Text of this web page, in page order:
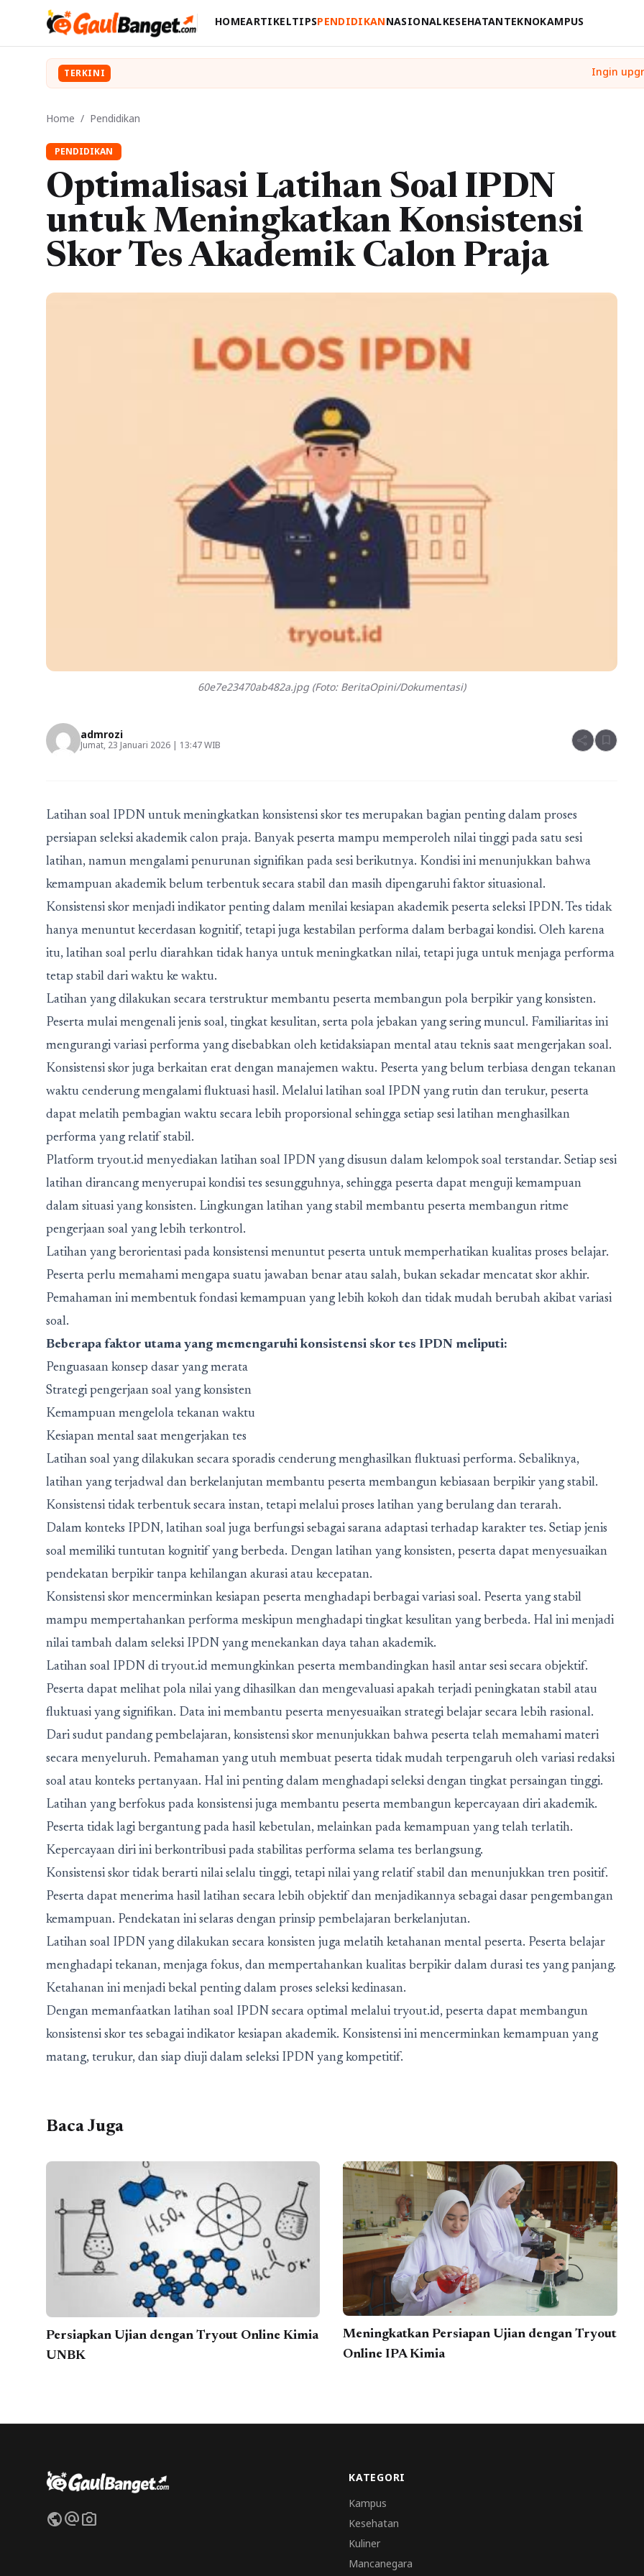
HOMEARTIKELTIPSPENDIDIKANNASIONALKESEHATANTEKNOKAMPUS
TERKINI
Home / Pendidikan
PENDIDIKAN
Optimalisasi Latihan Soal IPDN
untuk Meningkatkan Konsistensi
Skor Tes Akademik Calon Praja
60e7e23470ab482a.jpg (Foto: BeritaOpini/Dokumentasi)
admrozi
Jumat, 23 Januari 2026 | 13:47 WIB share bookmark
Latihan soal IPDN untuk meningkatkan konsistensi skor tes merupakan bagian penting dalam proses
persiapan seleksi akademik calon praja. Banyak peserta mampu memperoleh nilai tinggi pada satu sesi
latihan, namun mengalami penurunan signifikan pada sesi berikutnya. Kondisi ini menunjukkan bahwa
kemampuan akademik belum terbentuk secara stabil dan masih dipengaruhi faktor situasional.
Konsistensi skor menjadi indikator penting dalam menilai kesiapan akademik peserta seleksi IPDN. Tes tidak
hanya menuntut kecerdasan kognitif, tetapi juga kestabilan performa dalam berbagai kondisi. Oleh karena
itu, latihan soal perlu diarahkan tidak hanya untuk meningkatkan nilai, tetapi juga untuk menjaga performa
tetap stabil dari waktu ke waktu.
Latihan yang dilakukan secara terstruktur membantu peserta membangun pola berpikir yang konsisten.
Peserta mulai mengenali jenis soal, tingkat kesulitan, serta pola jebakan yang sering muncul. Familiaritas ini
mengurangi variasi performa yang disebabkan oleh ketidaksiapan mental atau teknis saat mengerjakan soal.
Konsistensi skor juga berkaitan erat dengan manajemen waktu. Peserta yang belum terbiasa dengan tekanan
waktu cenderung mengalami fluktuasi hasil. Melalui latihan soal IPDN yang rutin dan terukur, peserta
dapat melatih pembagian waktu secara lebih proporsional sehingga setiap sesi latihan menghasilkan
performa yang relatif stabil.
Platform tryout.id menyediakan latihan soal IPDN yang disusun dalam kelompok soal terstandar. Setiap sesi
latihan dirancang menyerupai kondisi tes sesungguhnya, sehingga peserta dapat menguji kemampuan
dalam situasi yang konsisten. Lingkungan latihan yang stabil membantu peserta membangun ritme
pengerjaan soal yang lebih terkontrol.
Latihan yang berorientasi pada konsistensi menuntut peserta untuk memperhatikan kualitas proses belajar.
Peserta perlu memahami mengapa suatu jawaban benar atau salah, bukan sekadar mencatat skor akhir.
Pemahaman ini membentuk fondasi kemampuan yang lebih kokoh dan tidak mudah berubah akibat variasi
soal.
Beberapa faktor utama yang memengaruhi konsistensi skor tes IPDN meliputi:
Penguasaan konsep dasar yang merata
Strategi pengerjaan soal yang konsisten
Kemampuan mengelola tekanan waktu
Kesiapan mental saat mengerjakan tes
Latihan soal yang dilakukan secara sporadis cenderung menghasilkan fluktuasi performa. Sebaliknya,
latihan yang terjadwal dan berkelanjutan membantu peserta membangun kebiasaan berpikir yang stabil.
Konsistensi tidak terbentuk secara instan, tetapi melalui proses latihan yang berulang dan terarah.
Dalam konteks IPDN, latihan soal juga berfungsi sebagai sarana adaptasi terhadap karakter tes. Setiap jenis
soal memiliki tuntutan kognitif yang berbeda. Dengan latihan yang konsisten, peserta dapat menyesuaikan
pendekatan berpikir tanpa kehilangan akurasi atau kecepatan.
Konsistensi skor mencerminkan kesiapan peserta menghadapi berbagai variasi soal. Peserta yang stabil
mampu mempertahankan performa meskipun menghadapi tingkat kesulitan yang berbeda. Hal ini menjadi
nilai tambah dalam seleksi IPDN yang menekankan daya tahan akademik.
Latihan soal IPDN di tryout.id memungkinkan peserta membandingkan hasil antar sesi secara objektif.
Peserta dapat melihat pola nilai yang dihasilkan dan mengevaluasi apakah terjadi peningkatan stabil atau
fluktuasi yang signifikan. Data ini membantu peserta menyesuaikan strategi belajar secara lebih rasional.
Dari sudut pandang pembelajaran, konsistensi skor menunjukkan bahwa peserta telah memahami materi
secara menyeluruh. Pemahaman yang utuh membuat peserta tidak mudah terpengaruh oleh variasi redaksi
soal atau konteks pertanyaan. Hal ini penting dalam menghadapi seleksi dengan tingkat persaingan tinggi.
Latihan yang berfokus pada konsistensi juga membantu peserta membangun kepercayaan diri akademik.
Peserta tidak lagi bergantung pada hasil kebetulan, melainkan pada kemampuan yang telah terlatih.
Kepercayaan diri ini berkontribusi pada stabilitas performa selama tes berlangsung.
Konsistensi skor tidak berarti nilai selalu tinggi, tetapi nilai yang relatif stabil dan menunjukkan tren positif.
Peserta dapat menerima hasil latihan secara lebih objektif dan menjadikannya sebagai dasar pengembangan
kemampuan. Pendekatan ini selaras dengan prinsip pembelajaran berkelanjutan.
Latihan soal IPDN yang dilakukan secara konsisten juga melatih ketahanan mental peserta. Peserta belajar
menghadapi tekanan, menjaga fokus, dan mempertahankan kualitas berpikir dalam durasi tes yang panjang.
Ketahanan ini menjadi bekal penting dalam proses seleksi kedinasan.
Dengan memanfaatkan latihan soal IPDN secara optimal melalui tryout.id, peserta dapat membangun
konsistensi skor tes sebagai indikator kesiapan akademik. Konsistensi ini mencerminkan kemampuan yang
matang, terukur, dan siap diuji dalam seleksi IPDN yang kompetitif.
Baca Juga
Persiapkan Ujian dengan Tryout Online Kimia
UNBK
Meningkatkan Persiapan Ujian dengan Tryout
Online IPA Kimia
publicalternate_emailphoto_camera
KATEGORI
Kampus
Kesehatan
Kuliner
Mancanegara